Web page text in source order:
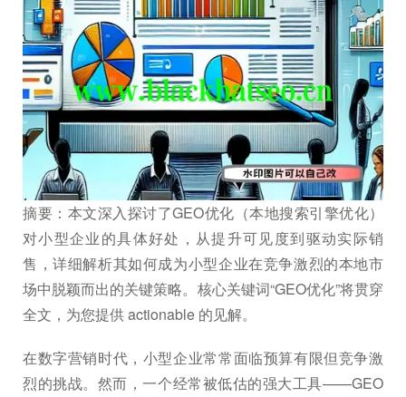
摘要：本文深入探讨了GEO优化（本地搜索引擎优化）
对小型企业的具体好处，从提升可见度到驱动实际销
售，详细解析其如何成为小型企业在竞争激烈的本地市
场中脱颖而出的关键策略。核心关键词“GEO优化”将贯穿
全文，为您提供 actionable 的见解。
在数字营销时代，小型企业常常面临预算有限但竞争激
烈的挑战。然而，一个经常被低估的强大工具——GEO